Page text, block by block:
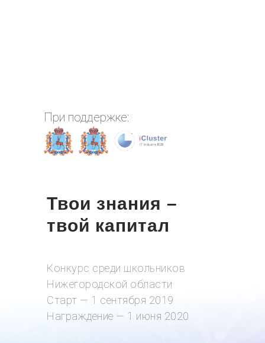
Твои знания –
твой капитал
Конкурс среди школьников
Нижегородской области
Старт — 1 сентября 2019
Награждение — 1 июня 2020
При поддержке: